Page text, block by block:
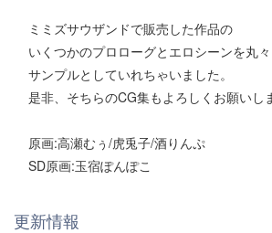
ミミズサウザンドで販売した作品の
いくつかのプロローグとエロシーンを丸々
サンプルとしていれちゃいました。
是非、そちらのCG集もよろしくお願いし
原画:高瀬むぅ/虎兎子/酒りんぷ
SD原画:玉宿ぽんぽこ
更新情報